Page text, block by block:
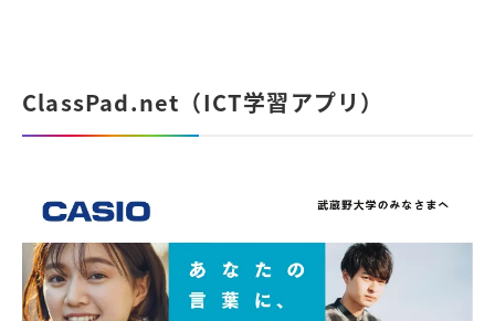
ClassPad.net（ICT学習アプリ）